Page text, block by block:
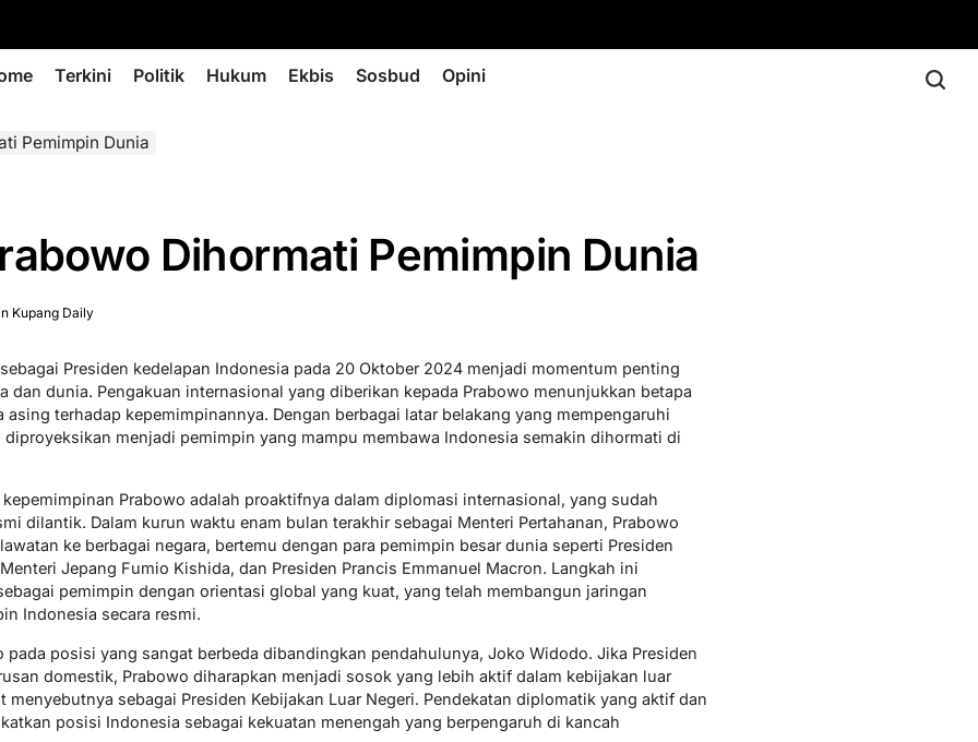
Terkini Politik Hukum Ekbis Sosbud Opini
Pemimpin Dunia
Dihormati Pemimpin Dunia
Kupang Daily
Presiden kedelapan Indonesia pada 20 Oktober 2024 menjadi momentum penting
dan dunia. Pengakuan internasional yang diberikan kepada Prabowo menunjukkan betapa
terhadap kepemimpinannya. Dengan berbagai latar belakang yang mempengaruhi
diproyeksikan menjadi pemimpin yang mampu membawa Indonesia semakin dihormati di
Prabowo adalah proaktifnya dalam diplomasi internasional, yang sudah
dilantik. Dalam kurun waktu enam bulan terakhir sebagai Menteri Pertahanan, Prabowo
ke berbagai negara, bertemu dengan para pemimpin besar dunia seperti Presiden
Jepang Fumio Kishida, dan Presiden Prancis Emmanuel Macron. Langkah ini
pemimpin dengan orientasi global yang kuat, yang telah membangun jaringan
Indonesia secara resmi.
pada posisi yang sangat berbeda dibandingkan pendahulunya, Joko Widodo. Jika Presiden
domestik, Prabowo diharapkan menjadi sosok yang lebih aktif dalam kebijakan luar
menyebutnya sebagai Presiden Kebijakan Luar Negeri. Pendekatan diplomatik yang aktif dan
posisi Indonesia sebagai kekuatan menengah yang berpengaruh di kancah